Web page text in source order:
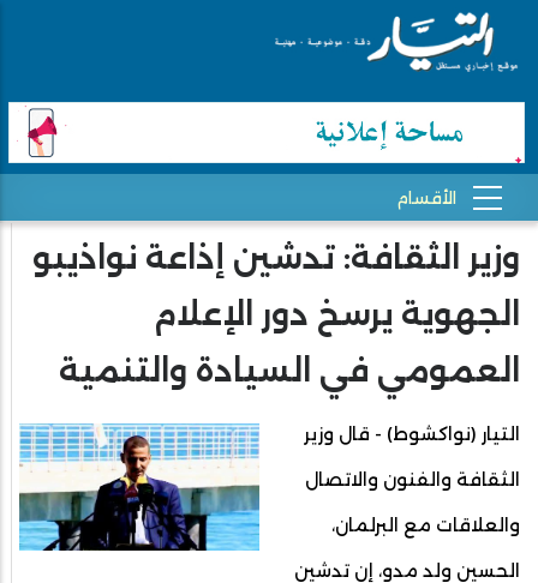
وزير الثقافة: تدشين إذاعة نواذيبو
الجهوية يرسخ دور الإعلام
العمومي في السيادة والتنمية
التيار (نواكشوط) - قال وزير
الثقافة والفنون والاتصال
والعلاقات مع البرلمان،
الحسين ولد مدو، إن تدشين